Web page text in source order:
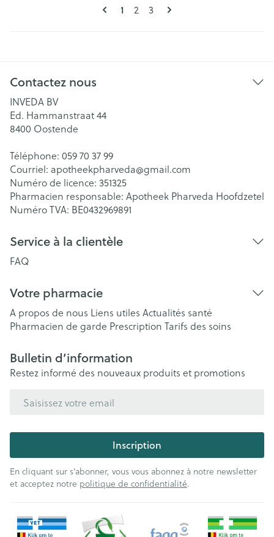
Pages
Vous lisez actuellement la page
1 Page
2 Page
3
Contactez nous
INVEDA BV
Ed. Hammanstraat 44
8400 Oostende
Téléphone: 059 70 37 99
Courriel: apotheekpharveda@gmail.com
Numéro de licence: 351325
Pharmacien responsable: Apotheek Pharveda Hoofdzetel
Numéro TVA: BE0432969891
Service à la clientèle
FAQ
Votre pharmacie
A propos de nous Liens utiles Actualités santé
Pharmacien de garde Prescription Tarifs des soins
Bulletin d’information
Restez informé des nouveaux produits et promotions
Inscription
En cliquant sur s'abonner, vous vous abonnez à notre newsletter
et acceptez notre politique de confidentialité.